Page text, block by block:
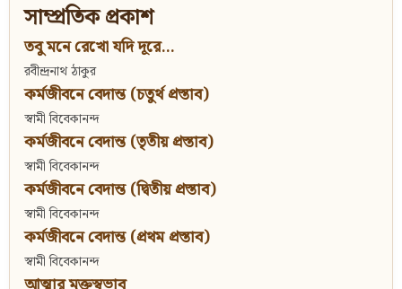
সাম্প্রতিক প্রকাশ
তবু মনে রেখো যদি দূরে...
রবীন্দ্রনাথ ঠাকুর
কর্মজীবনে বেদান্ত (চতুর্থ প্রস্তাব)
স্বামী বিবেকানন্দ
কর্মজীবনে বেদান্ত (তৃতীয় প্রস্তাব)
স্বামী বিবেকানন্দ
কর্মজীবনে বেদান্ত (দ্বিতীয় প্রস্তাব)
স্বামী বিবেকানন্দ
কর্মজীবনে বেদান্ত (প্রথম প্রস্তাব)
স্বামী বিবেকানন্দ